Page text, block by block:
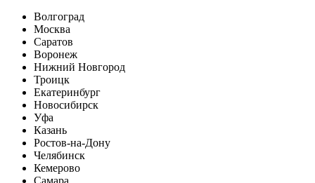
Волгоград
Москва
Саратов
Воронеж
Нижний Новгород
Троицк
Екатеринбург
Новосибирск
Уфа
Казань
Ростов-на-Дону
Челябинск
Кемерово